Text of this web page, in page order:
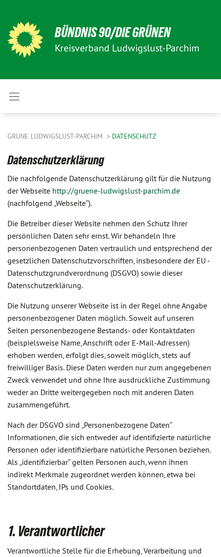
BÜNDNIS 90/DIE GRÜNEN
Kreisverband Ludwigslust-Parchim
GRÜNE LUDWIGSLUST-PARCHIM DATENSCHUTZ
Datenschutzerklärung
Die nachfolgende Datenschutzerklärung gilt für die Nutzung
der Webseite http://gruene-ludwigslust-parchim.de
(nachfolgend „Webseite“).
Die Betreiber dieser Website nehmen den Schutz Ihrer
persönlichen Daten sehr ernst. Wir behandeln Ihre
personenbezogenen Daten vertraulich und entsprechend der
gesetzlichen Datenschutzvorschriften, insbesondere der EU -
Datenschutzgrundverordnung (DSGVO) sowie dieser
Datenschutzerklärung.
Die Nutzung unserer Webseite ist in der Regel ohne Angabe
personenbezogener Daten möglich. Soweit auf unseren
Seiten personenbezogene Bestands- oder Kontaktdaten
(beispielsweise Name, Anschrift oder E-Mail-Adressen)
erhoben werden, erfolgt dies, soweit möglich, stets auf
freiwilliger Basis. Diese Daten werden nur zum angegebenen
Zweck verwendet und ohne Ihre ausdrückliche Zustimmung
weder an Dritte weitergegeben noch mit anderen Daten
zusammengeführt.
Nach der DSGVO sind „Personenbezogene Daten“
Informationen, die sich entweder auf identifizierte natürliche
Personen oder identifizierbare natürliche Personen beziehen.
Als „identifizierbar“ gelten Personen auch, wenn ihnen
indirekt Merkmale zugeordnet werden können, etwa bei
Standortdaten, IPs und Cookies.
1. Verantwortlicher
Verantwortliche Stelle für die Erhebung, Verarbeitung und